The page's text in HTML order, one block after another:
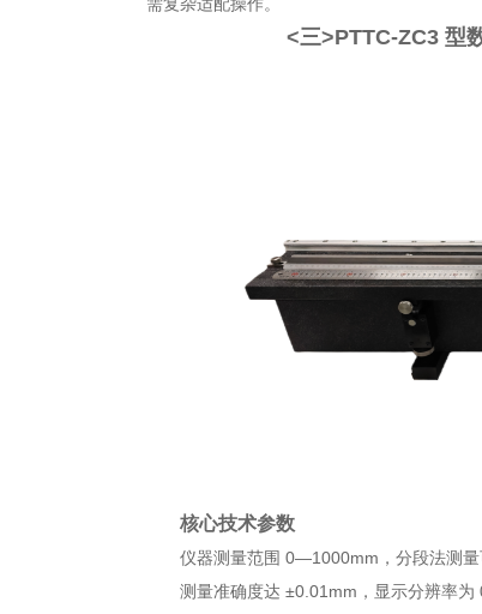
<三>PTTC-ZC3 型
核心技术参数
仪器测量范围 0—1000mm，分段法测
测量准确度达 ±0.01mm，显示分辨率为